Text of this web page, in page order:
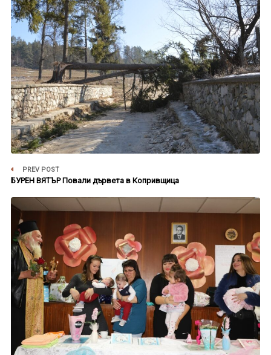
PREV POST
БУРЕН ВЯТЪР Повали дървета в Копривщица